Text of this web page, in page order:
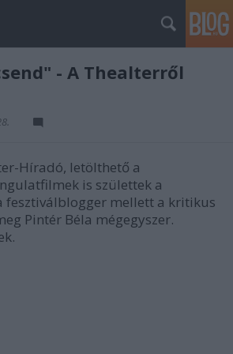
- A Thealterről
Híradó, letölthető a
is születtek a
fesztiválblogger mellett a kritikus
Pintér Béla mégegyszer.